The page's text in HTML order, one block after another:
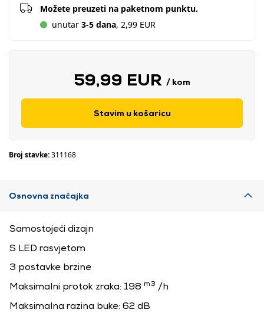
Možete preuzeti na paketnom punktu.
unutar 3-5 dana, 2,99 EUR
59,99 EUR / kom
Stavim u košaricu
Broj stavke:311168
Osnovna značajka
Samostojeći dizajn
S LED rasvjetom
3 postavke brzine
Maksimalni protok zraka: 198 m3 /h
Maksimalna razina buke: 62 dB